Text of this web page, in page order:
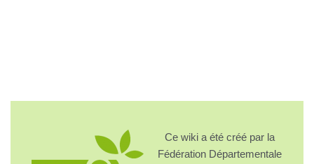
Ce wiki a été créé par la
Fédération Départementale